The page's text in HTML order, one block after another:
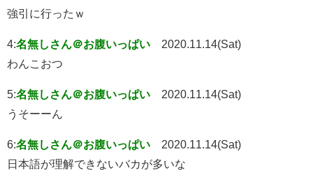
強引に行ったｗ
4:名無しさん＠お腹いっぱい
2020.11.14(Sat)
わんこおつ
5:名無しさん＠お腹いっぱい
2020.11.14(Sat)
うそーーん
6:名無しさん＠お腹いっぱい
2020.11.14(Sat)
日本語が理解できないバカが多いな